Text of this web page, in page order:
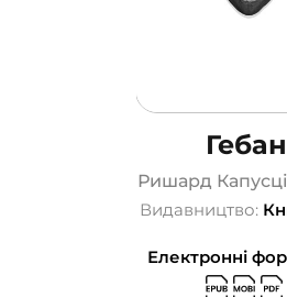
Гебан
Ришард
Видавництво:
Електронні